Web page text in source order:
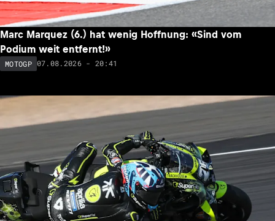
Marc Marquez (6.) hat wenig Hoffnung: «Sind vom
Podium weit entfernt!»
MOTOGP 07.08.2026 - 20:41